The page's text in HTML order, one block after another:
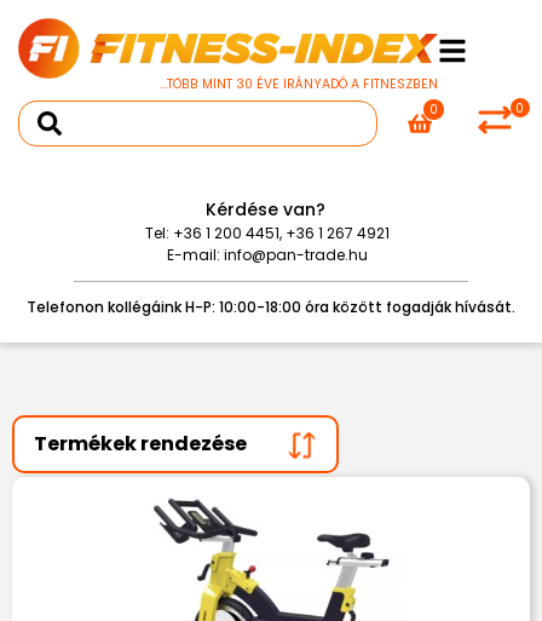
...TÖBB MINT 30 ÉVE IRÁNYADÓ A FITNESZBEN
0
0
Kérdése van?
Tel: +36 1 200 4451, +36 1 267 4921
E-mail: info@pan-trade.hu
Telefonon kollégáink H-P: 10:00-18:00 óra között fogadják hívását.